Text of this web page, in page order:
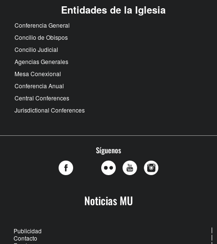
Entidades de la Iglesia
Conferencia General
Concilio de Obispos
Concilio Judicial
Agencias Generales
Mesa Conexional
Conferencia Anual
Central Conferences
Jurisdictional Conferences
Síguenos
Noticias MU
Publicidad
Contacto